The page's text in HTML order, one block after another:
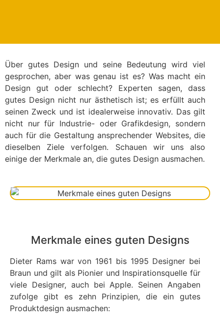
Über gutes Design und seine Bedeutung wird viel
gesprochen, aber was genau ist es? Was macht ein
Design gut oder schlecht? Experten sagen, dass
gutes Design nicht nur ästhetisch ist; es erfüllt auch
seinen Zweck und ist idealerweise innovativ. Das gilt
nicht nur für Industrie- oder Grafikdesign, sondern
auch für die Gestaltung ansprechender Websites, die
dieselben Ziele verfolgen. Schauen wir uns also
einige der Merkmale an, die gutes Design ausmachen.
Merkmale eines guten Designs
Dieter Rams war von 1961 bis 1995 Designer bei
Braun und gilt als Pionier und Inspirationsquelle für
viele Designer, auch bei Apple. Seinen Angaben
zufolge gibt es zehn Prinzipien, die ein gutes
Produktdesign ausmachen: